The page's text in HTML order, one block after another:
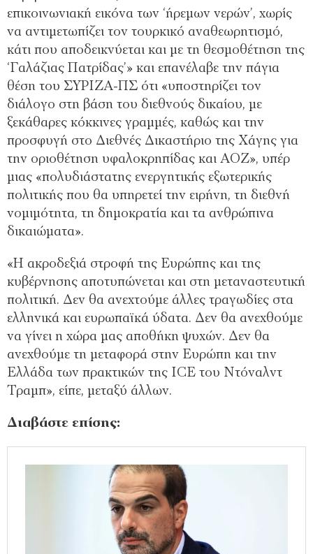
επικοινωνιακή εικόνα των ‘ήρεμων νερών’, χωρίς
να αντιμετωπίζει τον τουρκικό αναθεωρητισμό,
κάτι που αποδεικνύεται και με τη θεσμοθέτηση της
‘Γαλάζιας Πατρίδας’» και επανέλαβε την πάγια
θέση του ΣΥΡΙΖΑ-ΠΣ ότι «υποστηρίζει τον
διάλογο στη βάση του διεθνούς δικαίου, με
ξεκάθαρες κόκκινες γραμμές, καθώς και την
προσφυγή στο Διεθνές Δικαστήριο της Χάγης για
την οριοθέτηση υφαλοκρηπίδας και ΑΟΖ», υπέρ
μιας «πολυδιάστατης ενεργητικής εξωτερικής
πολιτικής που θα υπηρετεί την ειρήνη, τη διεθνή
νομιμότητα, τη δημοκρατία και τα ανθρώπινα
δικαιώματα».
«Η ακροδεξιά στροφή της Ευρώπης και της
κυβέρνησης αποτυπώνεται και στη μεταναστευτική
πολιτική. Δεν θα ανεχτούμε άλλες τραγωδίες στα
ελληνικά και ευρωπαϊκά ύδατα. Δεν θα ανεχθούμε
να γίνει η χώρα μας αποθήκη ψυχών. Δεν θα
ανεχθούμε τη μεταφορά στην Ευρώπη και την
Ελλάδα των πρακτικών της ICE του Ντόναλντ
Τραμπ», είπε, μεταξύ άλλων.
Διαβάστε επίσης: